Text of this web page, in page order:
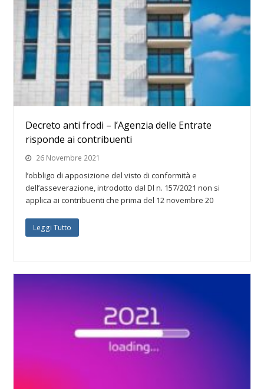
Decreto anti frodi – l’Agenzia delle Entrate
risponde ai contribuenti
26 Novembre 2021
l’obbligo di apposizione del visto di conformità e
dell’asseverazione, introdotto dal Dl n. 157/2021 non si
applica ai contribuenti che prima del 12 novembre 20
Leggi Tutto